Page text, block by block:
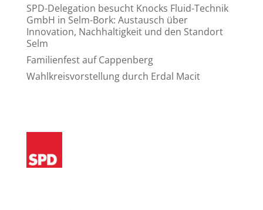
SPD-Delegation besucht Knocks Fluid-Technik
GmbH in Selm-Bork: Austausch über
Innovation, Nachhaltigkeit und den Standort
Selm
Familienfest auf Cappenberg
Wahlkreisvorstellung durch Erdal Macit